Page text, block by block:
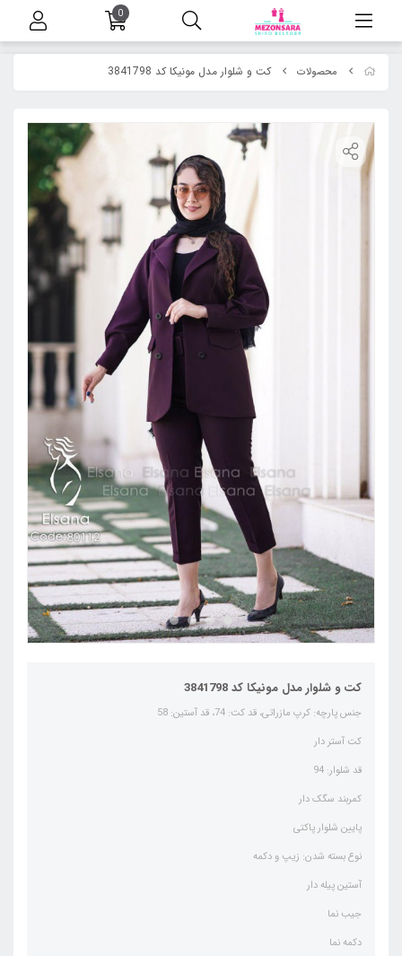
محصولات کت و شلوار مدل مونیکا کد 3841798
کت و شلوار مدل مونیکا کد 3841798
جنس پارچه: کرپ مازراتی، قد کت: 74، قد آستین: 58
کت آستر دار
قد شلوار: 94
کمربند سگک دار
پایین شلوار پاکتی
نوع بسته شدن: زیپ و دکمه
آستین پیله دار
جیب نما
دکمه نما
0